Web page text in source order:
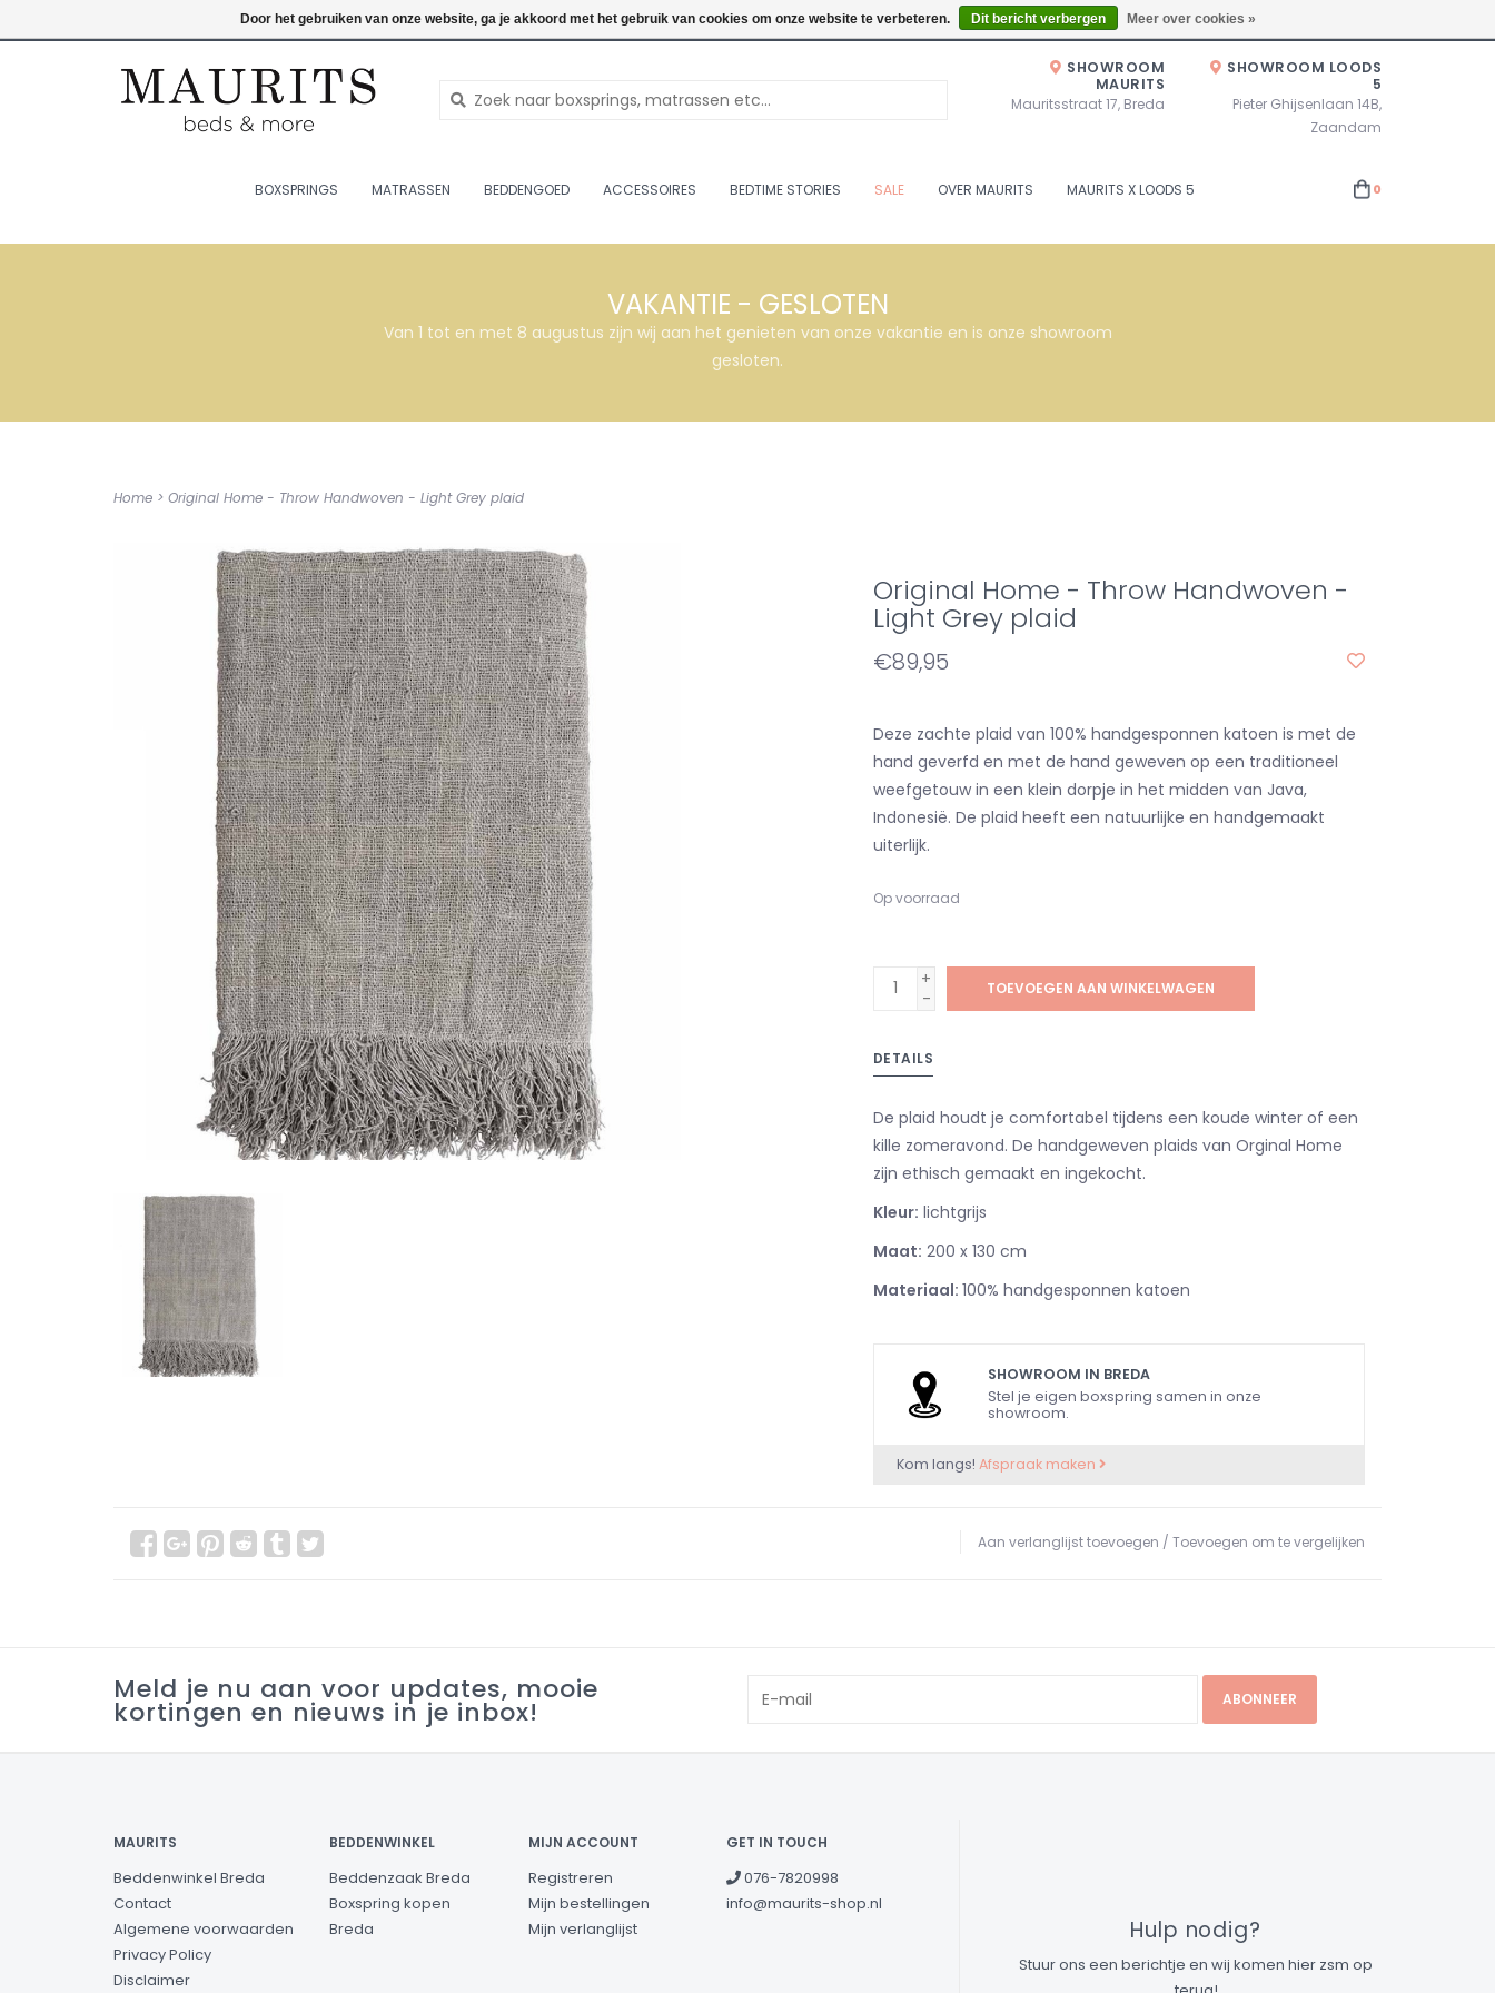
Inloggen Openingstijden: Vrijdag & Zaterdag 10.00u - 17.00u of op afspraak!
SHOWROOM
MAURITS
Mauritsstraat 17, Breda
SHOWROOM LOODS
5
Pieter Ghijsenlaan 14B,
Zaandam
BOXSPRINGS MATRASSEN BEDDENGOED ACCESSOIRES BEDTIME STORIES SALE OVER MAURITS MAURITS X LOODS 5 0
VAKANTIE - GESLOTEN
Van 1 tot en met 8 augustus zijn wij aan het genieten van onze vakantie en is onze showroom
gesloten.
Home > Original Home - Throw Handwoven - Light Grey plaid
Original Home - Throw Handwoven -
Light Grey plaid
€89,95
Deze zachte plaid van 100% handgesponnen katoen is met de
hand geverfd en met de hand geweven op een traditioneel
weefgetouw in een klein dorpje in het midden van Java,
Indonesië. De plaid heeft een natuurlijke en handgemaakt
uiterlijk.
Op voorraad
+
-
TOEVOEGEN AAN WINKELWAGEN
DETAILS
De plaid houdt je comfortabel tijdens een koude winter of een
kille zomeravond. De handgeweven plaids van Orginal Home
zijn ethisch gemaakt en ingekocht.
Kleur: lichtgrijs
Maat: 200 x 130 cm
Materiaal: 100% handgesponnen katoen
SHOWROOM IN BREDA
Stel je eigen boxspring samen in onze
showroom.
Kom langs! Afspraak maken
Aan verlanglijst toevoegen / Toevoegen om te vergelijken
Meld je nu aan voor updates, mooie
kortingen en nieuws in je inbox! ABONNEER
MAURITS
Beddenwinkel Breda
Contact
Algemene voorwaarden
Privacy Policy
Disclaimer
BEDDENWINKEL
Beddenzaak Breda
Boxspring kopen
Breda
MIJN ACCOUNT
Registreren
Mijn bestellingen
Mijn verlanglijst
GET IN TOUCH
076-7820998
info@maurits-shop.nl
Hulp nodig?
Stuur ons een berichtje en wij komen hier zsm op
Door het gebruiken van onze website, ga je akkoord met het gebruik van cookies om onze website te verbeteren. Dit bericht verbergen Meer over cookies »